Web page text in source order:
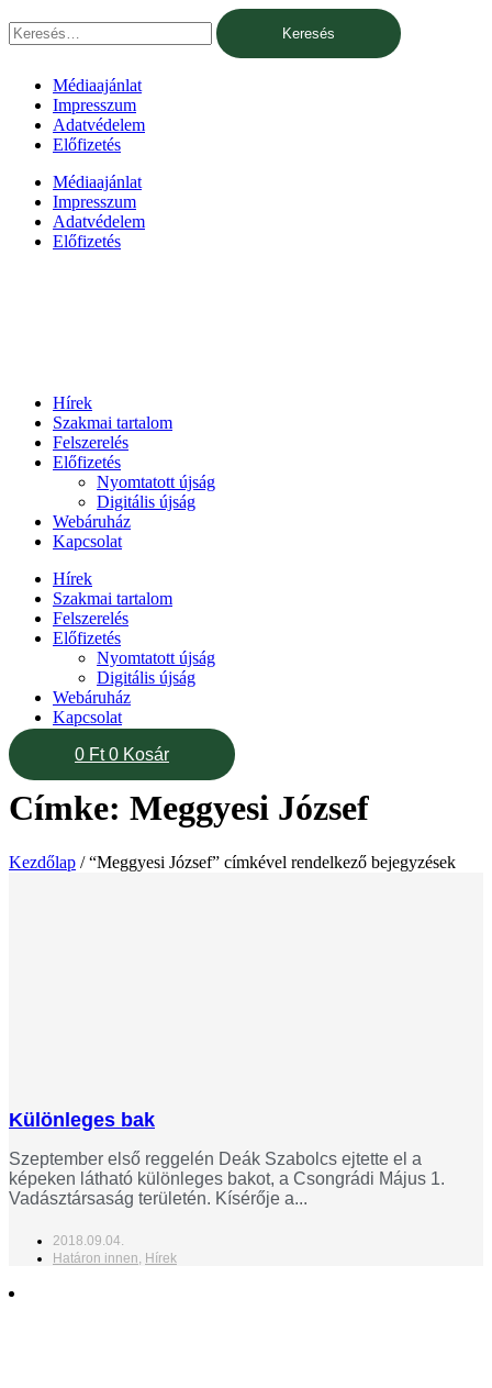
a
Médiaajánlat
Impresszum
Adatvédelem
Előfizetés
Médiaajánlat
Impresszum
Adatvédelem
Előfizetés
Hírek
Szakmai tartalom
Felszerelés
Előfizetés
Nyomtatott újság
Digitális újság
Webáruház
Kapcsolat
Hírek
Szakmai tartalom
Felszerelés
Előfizetés
Nyomtatott újság
Digitális újság
Webáruház
Kapcsolat
0 Ft 0 Kosár
Címke: Meggyesi József
Kezdőlap / “Meggyesi József” címkével rendelkező bejegyzések
Különleges bak
Szeptember első reggelén Deák Szabolcs ejtette el a
képeken látható különleges bakot, a Csongrádi Május 1.
Vadásztársaság területén. Kísérője a...
2018.09.04.
Határon innen, Hírek